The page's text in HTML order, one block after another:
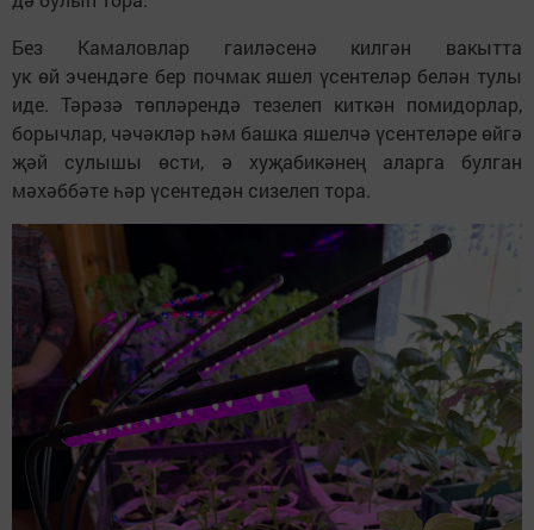
Без Камаловлар гаиләсенә килгән вакытта
ук өй эчендәге бер почмак яшел үсентеләр белән тулы
иде. Тәрәзә төпләрендә тезелеп киткән помидорлар,
борычлар, чәчәкләр һәм башка яшелчә үсентеләре өйгә
җәй сулышы өсти, ә хуҗабикәнең аларга булган
мәхәббәте һәр үсентедән сизелеп тора.